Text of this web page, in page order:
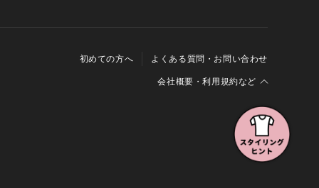
初めての方へ よくある質問・お問い合わせ
会社概要・利用規約など
特定商取引に関する法律に基づく表示
Cookieおよびアクセスログについて
三井不動産グループ ソーシャルメディアガイドライン